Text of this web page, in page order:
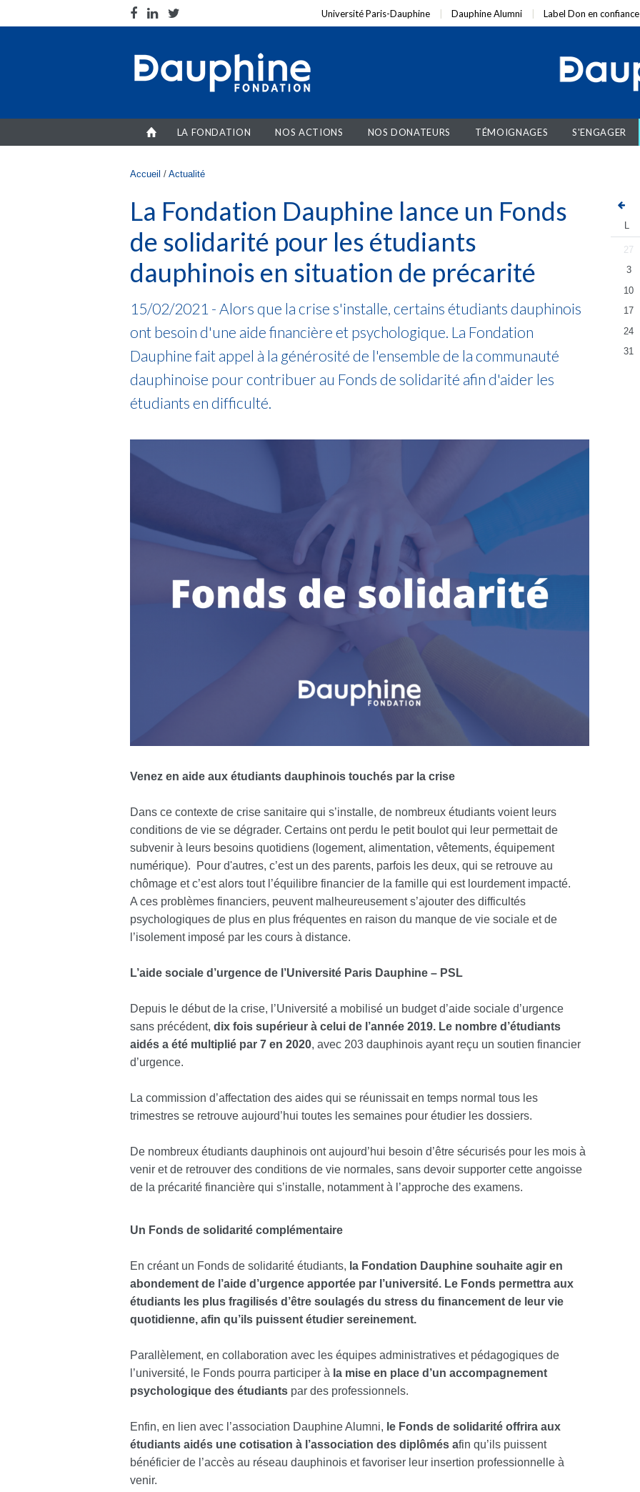
Université Paris-Dauphine Dauphine Alumni Label Don en confiance
LA FONDATION NOS ACTIONS NOS DONATEURS TÉMOIGNAGES S'ENGAGER
Vous êtes ici
Accueil / Actualité
La Fondation Dauphine lance un Fonds
de solidarité pour les étudiants
dauphinois en situation de précarité
15/02/2021 - Alors que la crise s'installe, certains étudiants dauphinois
ont besoin d'une aide financière et psychologique. La Fondation
Dauphine fait appel à la générosité de l'ensemble de la communauté
dauphinoise pour contribuer au Fonds de solidarité afin d'aider les
étudiants en difficulté.
Venez en aide aux étudiants dauphinois touchés par la crise
Dans ce contexte de crise sanitaire qui s’installe, de nombreux étudiants voient leurs
conditions de vie se dégrader. Certains ont perdu le petit boulot qui leur permettait de
subvenir à leurs besoins quotidiens (logement, alimentation, vêtements, équipement
numérique). Pour d'autres, c’est un des parents, parfois les deux, qui se retrouve au
chômage et c’est alors tout l’équilibre financier de la famille qui est lourdement impacté.
A ces problèmes financiers, peuvent malheureusement s’ajouter des difficultés
psychologiques de plus en plus fréquentes en raison du manque de vie sociale et de
l’isolement imposé par les cours à distance.
L’aide sociale d’urgence de l’Université Paris Dauphine – PSL
Depuis le début de la crise, l’Université a mobilisé un budget d’aide sociale d’urgence
sans précédent, dix fois supérieur à celui de l’année 2019. Le nombre d’étudiants
aidés a été multiplié par 7 en 2020, avec 203 dauphinois ayant reçu un soutien financier
d’urgence.
La commission d’affectation des aides qui se réunissait en temps normal tous les
trimestres se retrouve aujourd’hui toutes les semaines pour étudier les dossiers.
De nombreux étudiants dauphinois ont aujourd’hui besoin d’être sécurisés pour les mois à
venir et de retrouver des conditions de vie normales, sans devoir supporter cette angoisse
de la précarité financière qui s’installe, notamment à l’approche des examens.
Un Fonds de solidarité complémentaire
En créant un Fonds de solidarité étudiants, la Fondation Dauphine souhaite agir en
abondement de l’aide d’urgence apportée par l’université. Le Fonds permettra aux
étudiants les plus fragilisés d’être soulagés du stress du financement de leur vie
quotidienne, afin qu’ils puissent étudier sereinement.
Parallèlement, en collaboration avec les équipes administratives et pédagogiques de
l’université, le Fonds pourra participer à la mise en place d’un accompagnement
psychologique des étudiants par des professionnels.
Enfin, en lien avec l’association Dauphine Alumni, le Fonds de solidarité offrira aux
étudiants aidés une cotisation à l’association des diplômés afin qu’ils puissent
bénéficier de l’accès au réseau dauphinois et favoriser leur insertion professionnelle à
venir.
L
27
3
10
17
24
31